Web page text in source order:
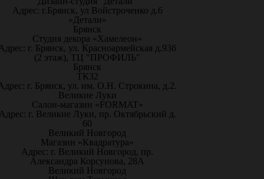
Адрес: г.Брянск, ул Войстроченко д.6
«Детали»
Брянск
Студия декора «Хамелеон»
г. Брянск, ул. Красноармейская д.93б
(2 этаж), ТЦ "ПРОФИЛЬ"
Брянск
ТК32
г. Брянск, ул. им. О.Н. Строкина, д.2.
Великие Луки
Салон-магазин «FORMAT»
г. Великие Луки, пр. Октябрьский д.
60
Великий Новгород
Магазин «Квадратура»
Адрес: г. Великий Новгород, пр.
Александра Корсунова, 28А
Великий Новгород